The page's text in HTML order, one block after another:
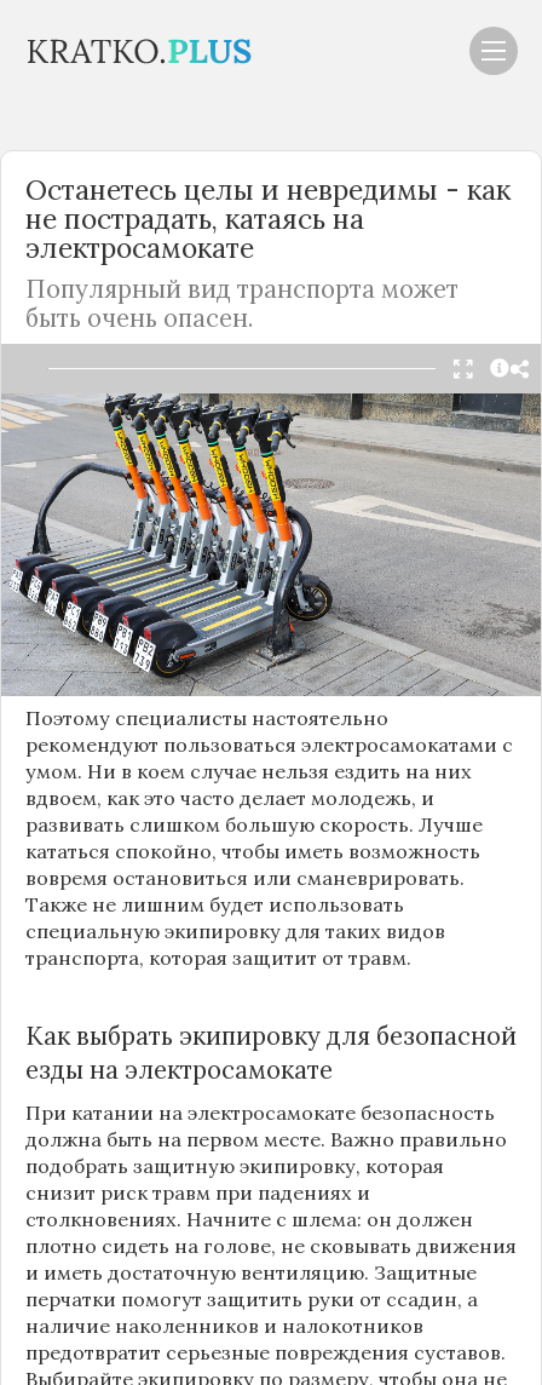
Останетесь целы и невредимы - как
не пострадать, катаясь на
электросамокате
Популярный вид транспорта может
быть очень опасен.
Читать в Telegram
Во многие регионыРоссиипришла
долгожданная весна, дороги очистились от
снега, поэтому граждане начали использовать
для передвижения популярный сегодня вид
транспорта - электросамокаты. Кататься на них
удобно и захватывающе, однако если не
соблюдать правила безопасности, можно сильно
пострадать самому или навредить прохожим.
Поэтому специалисты настоятельно
рекомендуют пользоваться электросамокатами с
умом. Ни в коем случае нельзя ездить на них
вдвоем, как это часто делает молодежь, и
развивать слишком большую скорость. Лучше
кататься спокойно, чтобы иметь возможность
вовремя остановиться или сманеврировать.
Также не лишним будет использовать
специальную экипировку для таких видов
транспорта, которая защитит от травм.
Как выбрать экипировку для безопасной
езды на электросамокате
При катании на электросамокате безопасность
должна быть на первом месте. Важно правильно
подобрать защитную экипировку, которая
снизит риск травм при падениях и
столкновениях. Начните с шлема: он должен
плотно сидеть на голове, не сковывать движения
и иметь достаточную вентиляцию. Защитные
перчатки помогут защитить руки от ссадин, а
наличие наколенников и налокотников
предотвратит серьезные повреждения суставов.
Выбирайте экипировку по размеру, чтобы она не